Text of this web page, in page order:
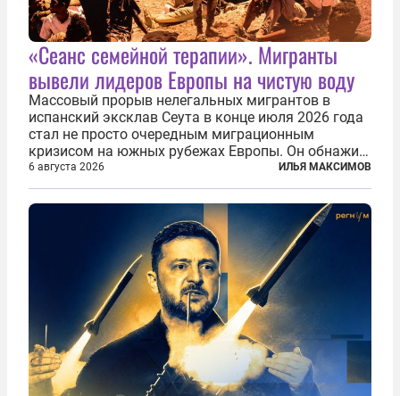
«Сеанс семейной терапии». Мигранты
вывели лидеров Европы на чистую воду
Массовый прорыв нелегальных мигрантов в
испанский эксклав Сеута в конце июля 2026 года
стал не просто очередным миграционным
кризисом на южных рубежах Европы. Он обнажил
фундаментальный раскол внутри Евросоюза,
продемонстрировав, что десятилетиями
выстраивавшаяся миграционная политика ЕС
6 августа 2026 ИЛЬЯ МАКСИМОВ